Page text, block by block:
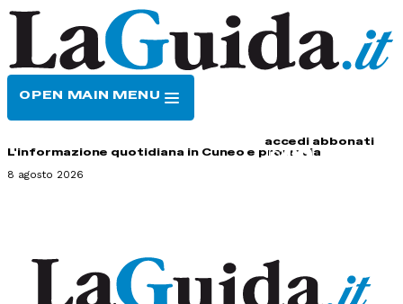
OPEN MAIN MENU
accedi abbonati
L'informazione quotidiana in Cuneo e provincia
8 agosto 2026